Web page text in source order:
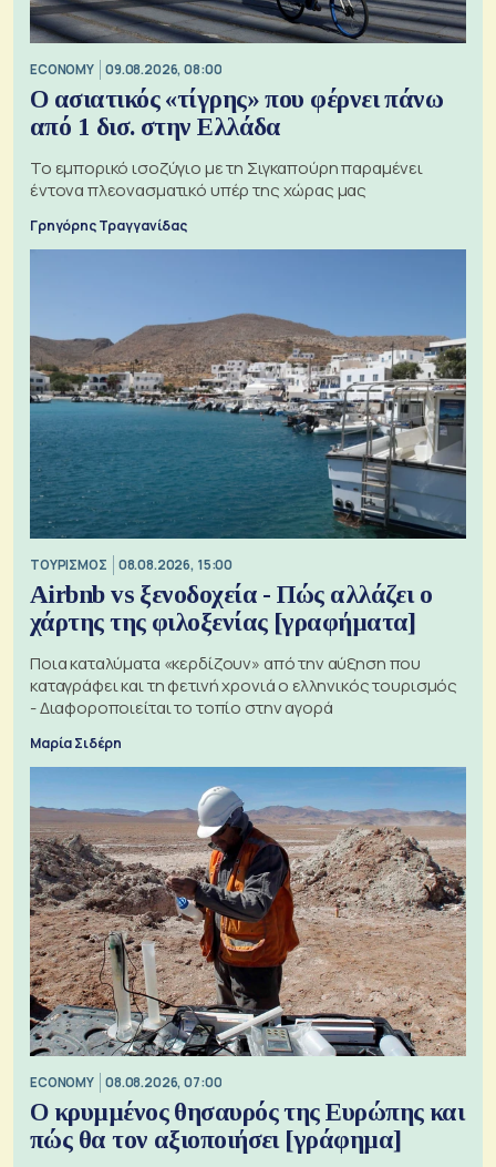
ECONOMY 09.08.2026, 08:00
Ο ασιατικός «τίγρης» που φέρνει πάνω
από 1 δισ. στην Ελλάδα
Το εμπορικό ισοζύγιο με τη Σιγκαπούρη παραμένει
έντονα πλεονασματικό υπέρ της χώρας μας
Γρηγόρης Τραγγανίδας
ΤΟΥΡΙΣΜΟΣ 08.08.2026, 15:00
Airbnb vs ξενοδοχεία - Πώς αλλάζει ο
χάρτης της φιλοξενίας [γραφήματα]
Ποια καταλύματα «κερδίζουν» από την αύξηση που
καταγράφει και τη φετινή χρονιά ο ελληνικός τουρισμός
- Διαφοροποιείται το τοπίο στην αγορά
Μαρία Σιδέρη
ECONOMY 08.08.2026, 07:00
Ο κρυμμένος θησαυρός της Ευρώπης και
πώς θα τον αξιοποιήσει [γράφημα]